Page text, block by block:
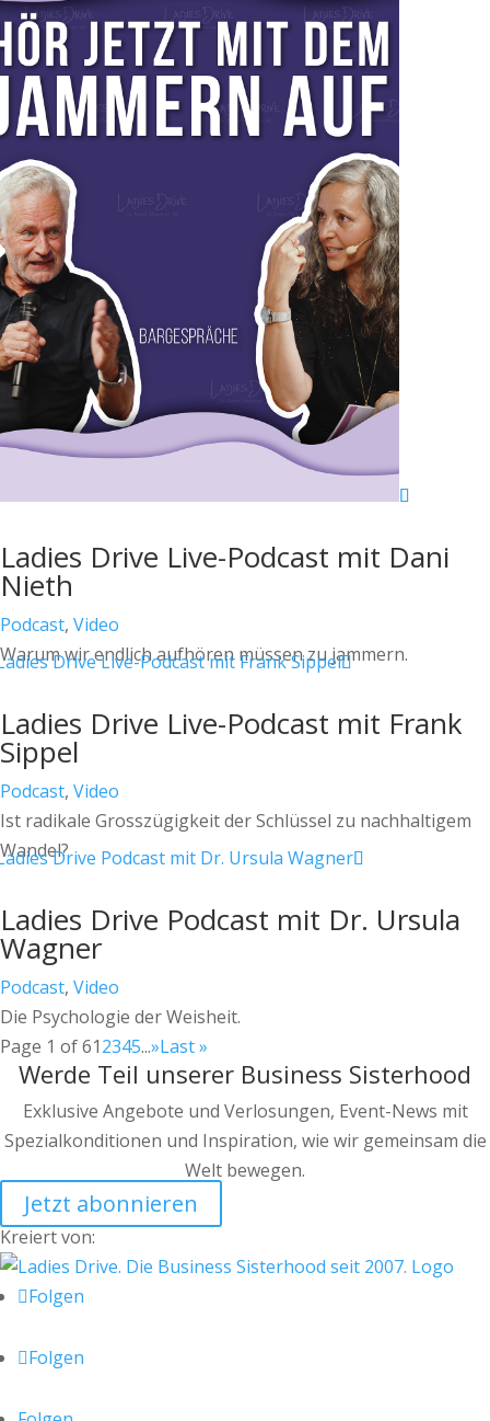
Ladies Drive Live-Podcast mit Dani
Nieth
Podcast, Video
Warum wir endlich aufhören müssen zu jammern.
Ladies Drive Live-Podcast mit Frank
Sippel
Podcast, Video
Ist radikale Grosszügigkeit der Schlüssel zu nachhaltigem
Wandel?
Ladies Drive Podcast mit Dr. Ursula
Wagner
Podcast, Video
Die Psychologie der Weisheit.
Page 1 of 612345...»Last »
Werde Teil unserer Business Sisterhood
Exklusive Angebote und Verlosungen, Event-News mit
Spezialkonditionen und Inspiration, wie wir gemeinsam die
Welt bewegen.
Jetzt abonnieren
Kreiert von:
Folgen
Folgen